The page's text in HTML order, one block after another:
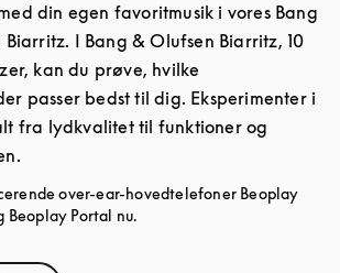
din egen favoritmusik i vores Bang
I Bang & Olufsen Biarritz, 10
kan du prøve, hvilke
passer bedst til dig. Eksperimenter i
fra lydkvalitet til funktioner og
over-ear-hovedtelefoner Beoplay
Beoplay Portal nu.